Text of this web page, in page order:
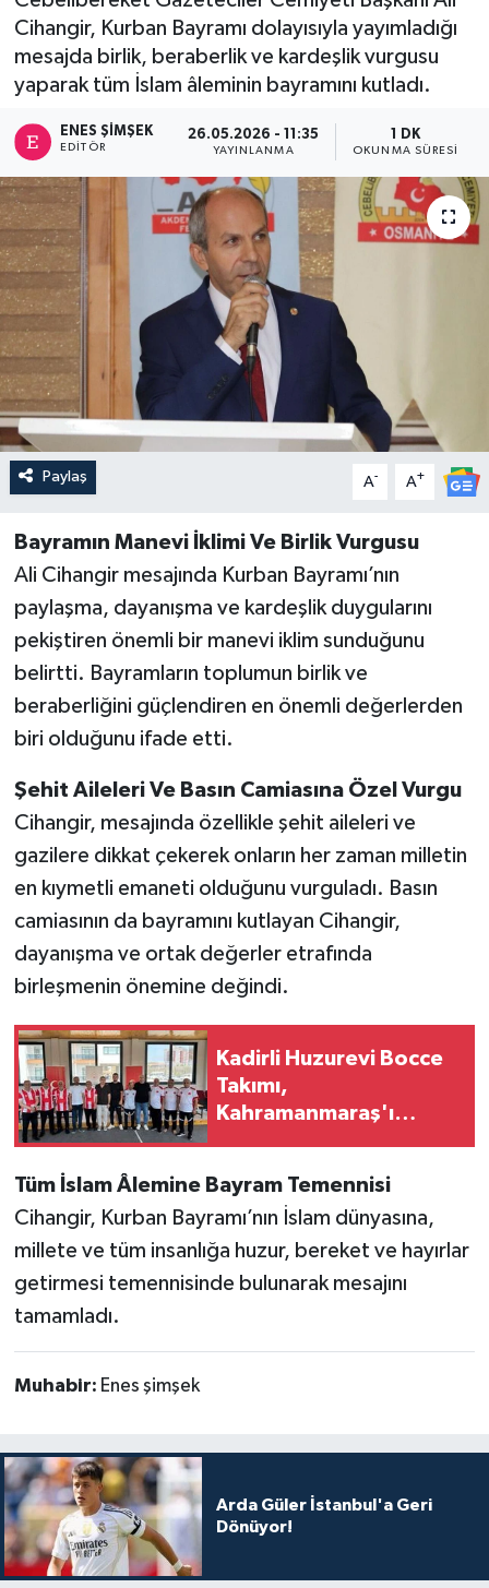
Cihangir, Kurban Bayramı dolayısıyla yayımladığı
mesajda birlik, beraberlik ve kardeşlik vurgusu
yaparak tüm İslam âleminin bayramını kutladı.
ENES ŞIMŞEK
EDITÖR
26.05.2026 - 11:35
YAYINLANMA
1 DK
OKUNMA SÜRESI
Paylaş A- A+
Bayramın Manevi İklimi Ve Birlik Vurgusu
Ali Cihangir mesajında Kurban Bayramı’nın
paylaşma, dayanışma ve kardeşlik duygularını
pekiştiren önemli bir manevi iklim sunduğunu
belirtti. Bayramların toplumun birlik ve
beraberliğini güçlendiren en önemli değerlerden
biri olduğunu ifade etti.
Şehit Aileleri Ve Basın Camiasına Özel Vurgu
Cihangir, mesajında özellikle şehit aileleri ve
gazilere dikkat çekerek onların her zaman milletin
en kıymetli emaneti olduğunu vurguladı. Basın
camiasının da bayramını kutlayan Cihangir,
dayanışma ve ortak değerler etrafında
birleşmenin önemine değindi.
Kadirli Huzurevi Bocce
Takımı,
Kahramanmaraş'ı
Tüm İslam Âlemine Bayram Temennisi
Cihangir, Kurban Bayramı’nın İslam dünyasına,
millete ve tüm insanlığa huzur, bereket ve hayırlar
getirmesi temennisinde bulunarak mesajını
tamamladı.
Muhabir: Enes şimşek
Arda Güler İstanbul'a Geri
Dönüyor!